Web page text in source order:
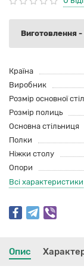
Виготовлення
Країна
Виробник
Розмір основної
Розмір полиць
Основна стільниця
Полки
Ніжки столу
Опори
Всі характеристики
Опис